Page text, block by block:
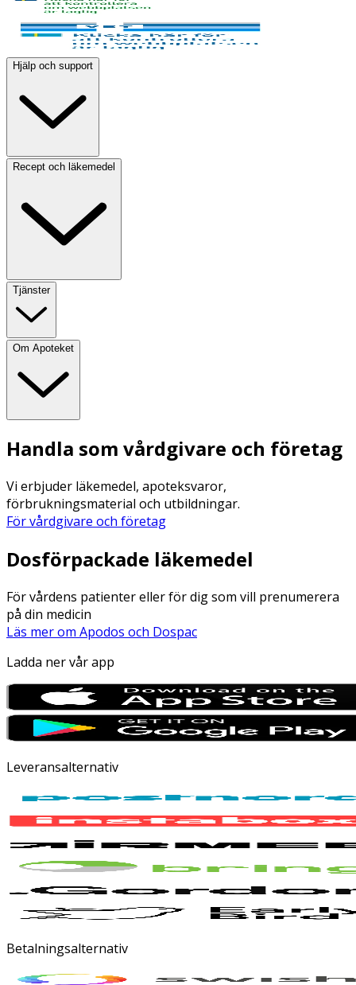
Hjälp och support
Recept och läkemedel
Tjänster
Om Apoteket
Handla som vårdgivare och företag
Vi erbjuder läkemedel, apoteksvaror,
förbrukningsmaterial och utbildningar.
För vårdgivare och företag
Dosförpackade läkemedel
För vårdens patienter eller för dig som vill prenumerera
på din medicin
Läs mer om Apodos och Dospac
Ladda ner vår app
Leveransalternativ
Betalningsalternativ